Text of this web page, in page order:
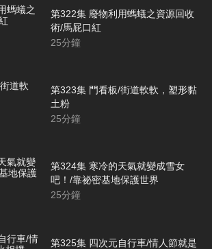
第322集 廢物利用螞蟻之資源回收
術/馬屁口紅
25分鐘
第323集 門看板/街道軟軟，塑形黏
土粉
25分鐘
第324集 寒冷的天氣就變成雪女
吧！/靠祕密基地保護世界
25分鐘
第325集 四次元自行車/情人節就是